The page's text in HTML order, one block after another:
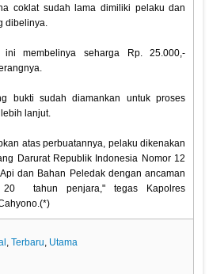
coklat sudah lama dimiliki pelaku dan
dibelinya.
ini membelinya seharga Rp. 25.000,-
bukti sudah diamankan untuk proses
lanjut.
atas perbuatannya, pelaku dikenakan
Darurat Republik Indonesia Nomor 12
dan Bahan Peledak dengan ancaman
20 tahun penjara," tegas Kapolres
,Terbaru, Utama